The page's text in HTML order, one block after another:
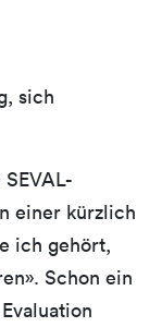
sich
einer kürzlich
ich gehört,
Schon ein